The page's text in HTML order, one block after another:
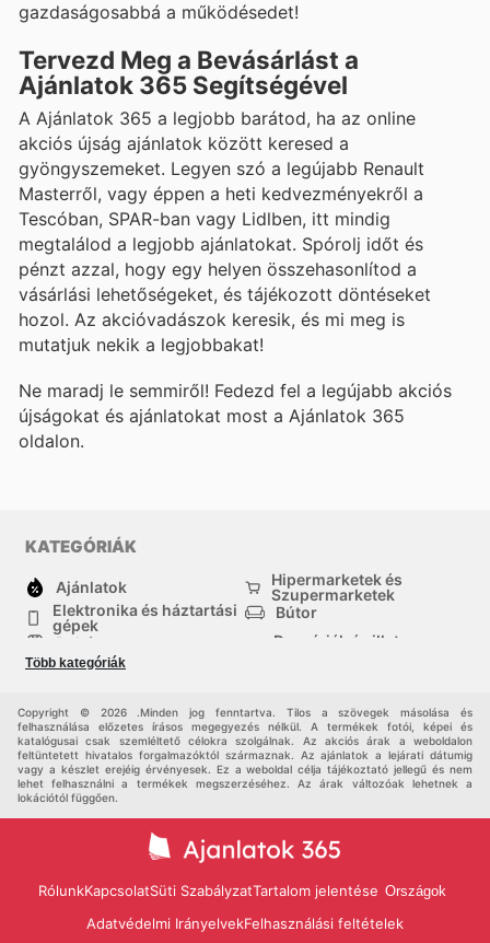
gazdaságosabbá a működésedet!
Tervezd Meg a Bevásárlást a
Ajánlatok 365 Segítségével
A Ajánlatok 365 a legjobb barátod, ha az online
akciós újság ajánlatok között keresed a
gyöngyszemeket. Legyen szó a legújabb Renault
Masterről, vagy éppen a heti kedvezményekről a
Tescóban, SPAR-ban vagy Lidlben, itt mindig
megtalálod a legjobb ajánlatokat. Spórolj időt és
pénzt azzal, hogy egy helyen összehasonlítod a
vásárlási lehetőségeket, és tájékozott döntéseket
hozol. Az akcióvadászok keresik, és mi meg is
mutatjuk nekik a legjobbakat!
Ne maradj le semmiről! Fedezd fel a legújabb akciós
újságokat és ajánlatokat most a Ajánlatok 365
oldalon.
KATEGÓRIÁK
Ajánlatok
Hipermarketek és
Szupermarketek
Elektronika és háztartási
gépek
Bútor
Ruházat
Drogériák és illatszer-
háztartási cikkek
Több kategóriák
Copyright © 2026 .Minden jog fenntartva. Tilos a szövegek másolása és
felhasználása előzetes írásos megegyezés nélkül. A termékek fotói, képei és
katalógusai csak szemléltető célokra szolgálnak. Az akciós árak a weboldalon
feltüntetett hivatalos forgalmazóktól származnak. Az ajánlatok a lejárati dátumig
vagy a készlet erejéig érvényesek. Ez a weboldal célja tájékoztató jellegű és nem
lehet felhasználni a termékek megszerzéséhez. Az árak változóak lehetnek a
lokációtól függően.
RólunkKapcsolatSüti SzabályzatTartalom jelentése Országok
Adatvédelmi IrányelvekFelhasználási feltételek